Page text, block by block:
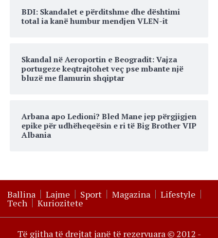
BDI: Skandalet e përditshme dhe dështimi
total ia kanë humbur mendjen VLEN-it
Skandal në Aeroportin e Beogradit: Vajza
portugeze keqtrajtohet veç pse mbante një
bluzë me flamurin shqiptar
Arbana apo Ledioni? Bled Mane jep përgjigjen
epike për udhëheqeësin e ri të Big Brother VIP
Albania
Ballina Lajme Sport Magazina Lifestyle
Tech Kuriozitete
Të gjitha të drejtat janë të rezervuara © 2012 -